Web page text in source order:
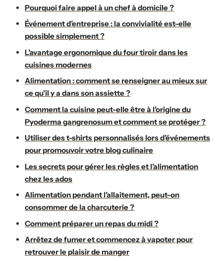
Pourquoi faire appel à un chef à domicile ?
Événement d’entreprise : la convivialité est-elle
possible simplement ?
L’avantage ergonomique du four tiroir dans les
cuisines modernes
Alimentation : comment se renseigner au mieux sur
ce qu’il y a dans son assiette ?
Comment la cuisine peut-elle être à l’origine du
Pyoderma gangrenosum et comment se protéger ?
Utiliser des t-shirts personnalisés lors d’événements
pour promouvoir votre blog culinaire
Les secrets pour gérer les règles et l’alimentation
chez les ados
Alimentation pendant l’allaitement, peut-on
consommer de la charcuterie ?
Comment préparer un repas du midi ?
Arrêtez de fumer et commencez à vapoter pour
retrouver le plaisir de manger